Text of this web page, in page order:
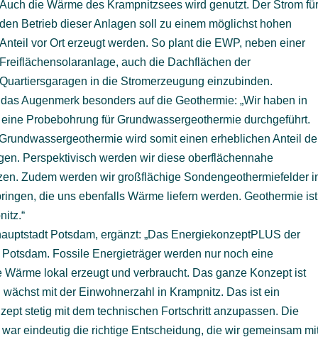
Auch die Wärme des Krampnitzsees wird genutzt. Der Strom für
den Betrieb dieser Anlagen soll zu einem möglichst hohen
Anteil vor Ort erzeugt werden. So plant die EWP, neben einer
Freiflächensolaranlage, auch die Dachflächen der
Quartiersgaragen in die Stromerzeugung einzubinden.
Augenmerk besonders auf die Geothermie: „Wir haben in
Probebohrung für Grundwassergeothermie durchgeführt.
wird somit einen erheblichen Anteil
Perspektivisch werden wir diese oberflächennahe
Zudem werden wir großflächige Sondengeothermiefelder
die uns ebenfalls Wärme liefern werden. Geothermie ist
Potsdam, ergänzt: „Das EnergiekonzeptPLUS der
Fossile Energieträger werden nur noch eine
lokal erzeugt und verbraucht. Das ganze Konzept ist
mit der Einwohnerzahl in Krampnitz. Das ist ein
stetig mit dem technischen Fortschritt anzupassen. Die
eindeutig die richtige Entscheidung, die wir gemeinsam